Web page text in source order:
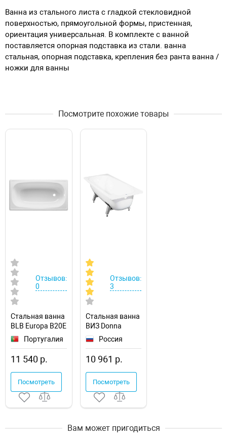
Ванна из стального листа с гладкой стекловидной
поверхностью, прямоугольной формы, пристенная,
ориентация универсальная. В комплекте с ванной
поставляется опорная подставка из стали. ванна
стальная, опорная подставка, крепления без ранта ванна /
ножки для ванны
Посмотрите похожие товары
Отзывов:
0
Стальная ванна
BLB Europa B20E
(B20E22001)
120x70
Португалия
11 540 р.
Посмотреть
Отзывов:
3
Стальная ванна
ВИЗ Donna
Vanna DV-23901
Россия
10 961 р.
Посмотреть
Вам может пригодиться